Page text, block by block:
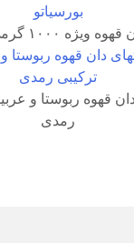
۱۰۰۰ گرمی بورسیاتو
قهوه ربوستا و
رمدی